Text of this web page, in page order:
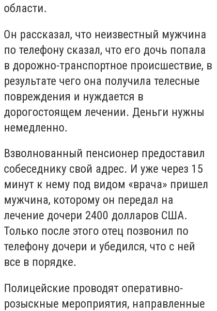
области.
Он рассказал, что неизвестный мужчина
по телефону сказал, что его дочь попала
в дорожно-транспортное происшествие, в
результате чего она получила телесные
повреждения и нуждается в
дорогостоящем лечении. Деньги нужны
немедленно.
Взволнованный пенсионер предоставил
собеседнику свой адрес. И уже через 15
минут к нему под видом «врача» пришел
мужчина, которому он передал на
лечение дочери 2400 долларов США.
Только после этого отец позвонил по
телефону дочери и убедился, что с ней
все в порядке.
Полицейские проводят оперативно-
розыскные мероприятия, направленные